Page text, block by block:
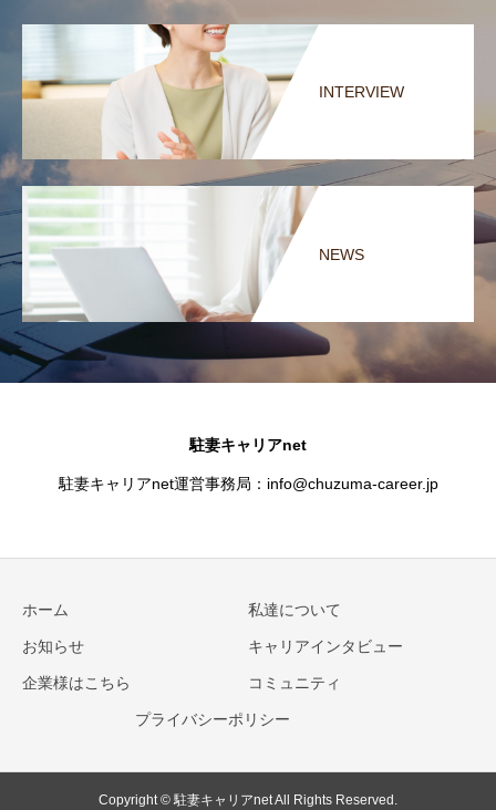
INTERVIEW
NEWS
駐妻キャリアnet
駐妻キャリアnet運営事務局：info@chuzuma-career.jp
ホーム 私達について
お知らせ キャリアインタビュー
企業様はこちら コミュニティ
プライバシーポリシー
Copyright © 駐妻キャリアnet All Rights Reserved.